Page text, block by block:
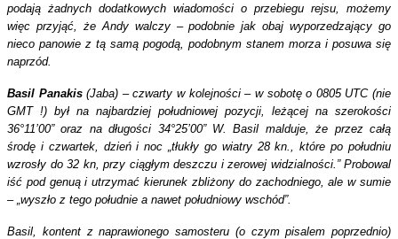
podają żadnych dodatkowych wiadomości o przebiegu rejsu, możemy
więc przyjąć, że Andy walczy – podobnie jak obaj wyporzedzający go
nieco panowie z tą samą pogodą, podobnym stanem morza i posuwa się
naprzód.
Basil Panakis(Jaba) – czwarty w kolejności – w sobotę o 0805 UTC (nie
GMT !) był na najbardziej południowej pozycji, leżącej na szerokości
36°11’00” oraz na długości 34°25’00” W. Basil malduje, że przez całą
środę i czwartek, dzień i noc „tłukły go wiatry 28 kn., które po południu
wzrosły do 32 kn, przy ciągłym deszczu i zerowej widzialności.” Probowal
iść pod genuą i utrzymać kierunek zbliżony do zachodniego, ale w sumie
– „wyszło z tego południe a nawet południowy wschód”.
Basil, kontent z naprawionego samosteru (o czym pisalem poprzednio)